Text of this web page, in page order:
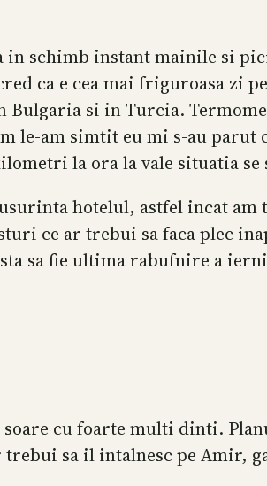
schimb instant mainile si
ca e cea mai friguroasa zi
si in Turcia.
le-am simtit eu mi s-au parut
la ora la vale situatia se
hotelul, astfel incat
ce ar trebui sa faca plec
sa fie ultima rabufnire a
cu foarte multi dinti.
sa il intalnesc pe Amir,